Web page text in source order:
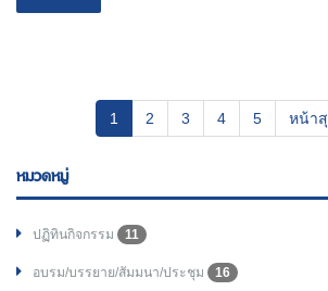
1 (current)
2 3 4 5 หน้า
หมวดหมู่
ปฏิทินกิจกรรม 11
อบรม/บรรยาย/สัมมนา/ประชุม 16